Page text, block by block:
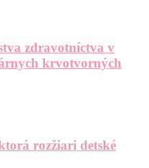
zdravotníctva v
krvotvorných
rozžiari detské